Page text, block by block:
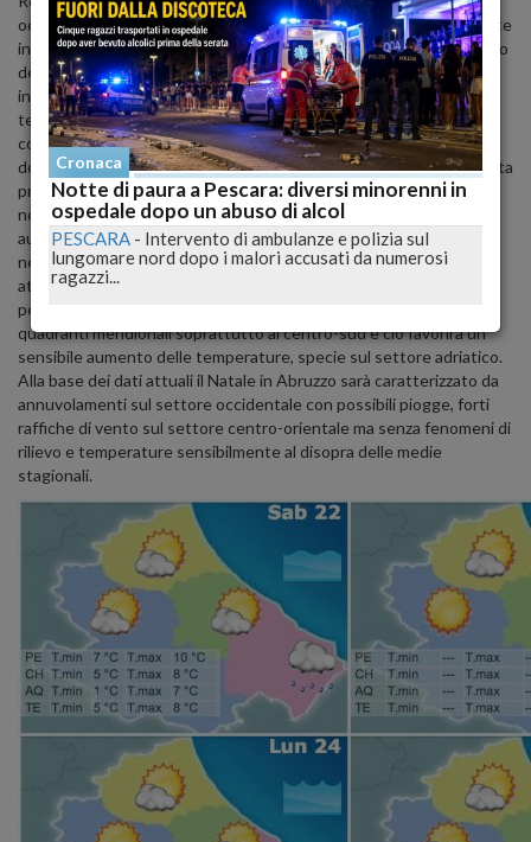
occasionalmente la neve potrà scendere anche a quote lievemente
inferiori. Da stasera, tuttavia, è previsto un graduale miglioramento
delle condizioni atmosferiche a partire dalle regioni settentrionali,
in estensione verso le restanti regioni nella giornata di sabato. La
tendenza successiva mostra infatti un deciso miglioramento delle
condizioni atmosferiche a partire da domani e nella giornata di
domenica, a causa della progressiva rimonta di una vasta area di alta
pressione che, alla base dei dati attuali, si estenderà anche sulle
nostre regioni centro-meridionali favorendo un progressivo
aumento delle temperature, specie nella giornata della Vigilia. Ma
nella giornata di Natale transiterà una perturbazione atlantica più
attiva al nord e sul settore tirrenico centro-settentrionale,
perturbazione che favorirà anche un deciso rinforzo dei venti dai
quadranti meridionali soprattutto al centro-sud e ciò favorirà un
sensibile aumento delle temperature, specie sul settore adriatico.
Alla base dei dati attuali il Natale in Abruzzo sarà caratterizzato da
annuvolamenti sul settore occidentale con possibili piogge, forti
raffiche di vento sul settore centro-orientale ma senza fenomeni di
rilievo e temperature sensibilmente al disopra delle medie
stagionali.
Cronaca
Notte di paura a Pescara: diversi minorenni in
ospedale dopo un abuso di alcol
PESCARA - Intervento di ambulanze e polizia sul
lungomare nord dopo i malori accusati da numerosi
ragazzi...